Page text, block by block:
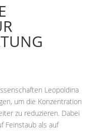
Leopoldina
um die Konzentration
zu reduzieren. Dabei
Feinstaub als auf